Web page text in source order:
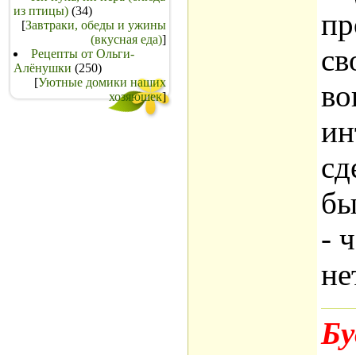
из птицы) (34)
[Завтраки, обеды и ужины
(вкусная еда)]
Рецепты от Ольги-
Алёнушки (250)
[Уютные домики наших
хозяюшек]
-